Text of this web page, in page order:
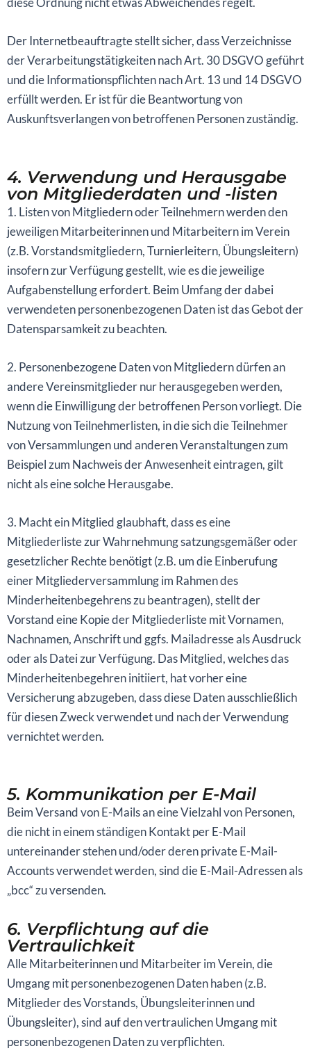
Der Internetbeauftragte stellt sicher, dass Verzeichnisse
der Verarbeitungstätigkeiten nach Art. 30 DSGVO geführt
und die Informationspflichten nach Art. 13 und 14 DSGVO
erfüllt werden. Er ist für die Beantwortung von
Auskunftsverlangen von betroffenen Personen zuständig.
4. Verwendung und Herausgabe
von Mitgliederdaten und -listen
1. Listen von Mitgliedern oder Teilnehmern werden den
jeweiligen Mitarbeiterinnen und Mitarbeitern im Verein
(z.B. Vorstandsmitgliedern, Turnierleitern, Übungsleitern)
insofern zur Verfügung gestellt, wie es die jeweilige
Aufgabenstellung erfordert. Beim Umfang der dabei
verwendeten personenbezogenen Daten ist das Gebot der
Datensparsamkeit zu beachten.
2. Personenbezogene Daten von Mitgliedern dürfen an
andere Vereinsmitglieder nur herausgegeben werden,
wenn die Einwilligung der betroffenen Person vorliegt. Die
Nutzung von Teilnehmerlisten, in die sich die Teilnehmer
von Versammlungen und anderen Veranstaltungen zum
Beispiel zum Nachweis der Anwesenheit eintragen, gilt
nicht als eine solche Herausgabe.
3. Macht ein Mitglied glaubhaft, dass es eine
Mitgliederliste zur Wahrnehmung satzungsgemäßer oder
gesetzlicher Rechte benötigt (z.B. um die Einberufung
einer Mitgliederversammlung im Rahmen des
Minderheitenbegehrens zu beantragen), stellt der
Vorstand eine Kopie der Mitgliederliste mit Vornamen,
Nachnamen, Anschrift und ggfs. Mailadresse als Ausdruck
oder als Datei zur Verfügung. Das Mitglied, welches das
Minderheitenbegehren initiiert, hat vorher eine
Versicherung abzugeben, dass diese Daten ausschließlich
für diesen Zweck verwendet und nach der Verwendung
vernichtet werden.
5. Kommunikation per E-Mail
Beim Versand von E-Mails an eine Vielzahl von Personen,
die nicht in einem ständigen Kontakt per E-Mail
untereinander stehen und/oder deren private E-Mail-
Accounts verwendet werden, sind die E-Mail-Adressen als
„bcc“ zu versenden.
6. Verpflichtung auf die
Vertraulichkeit
Alle Mitarbeiterinnen und Mitarbeiter im Verein, die
Umgang mit personenbezogenen Daten haben (z.B.
Mitglieder des Vorstands, Übungsleiterinnen und
Übungsleiter), sind auf den vertraulichen Umgang mit
personenbezogenen Daten zu verpflichten.